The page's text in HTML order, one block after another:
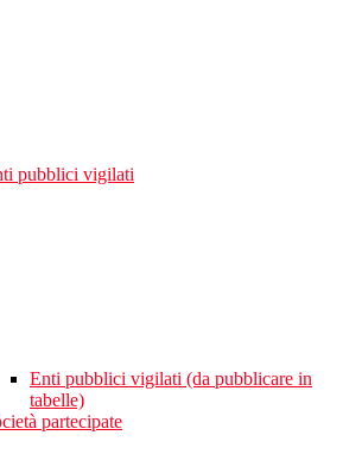
pubblici vigilati
Enti pubblici vigilati (da pubblicare in
tabelle)
partecipate